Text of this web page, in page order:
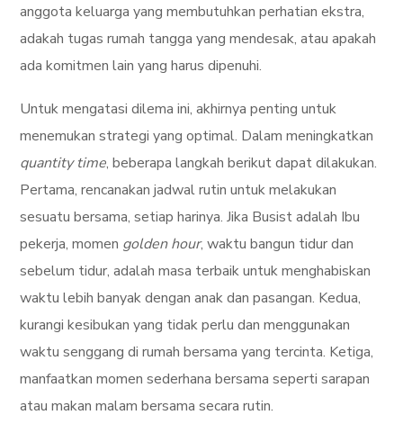
anggota keluarga yang membutuhkan perhatian ekstra,
adakah tugas rumah tangga yang mendesak, atau apakah
ada komitmen lain yang harus dipenuhi.
Untuk mengatasi dilema ini, akhirnya penting untuk
menemukan strategi yang optimal. Dalam meningkatkan
quantity time, beberapa langkah berikut dapat dilakukan.
Pertama, rencanakan jadwal rutin untuk melakukan
sesuatu bersama, setiap harinya. Jika Busist adalah Ibu
pekerja, momen golden hour, waktu bangun tidur dan
sebelum tidur, adalah masa terbaik untuk menghabiskan
waktu lebih banyak dengan anak dan pasangan. Kedua,
kurangi kesibukan yang tidak perlu dan menggunakan
waktu senggang di rumah bersama yang tercinta. Ketiga,
manfaatkan momen sederhana bersama seperti sarapan
atau makan malam bersama secara rutin.